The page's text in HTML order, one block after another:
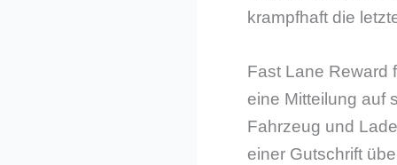
krampfhaft die
Fast Lane Reward
eine Mitteilung auf
Fahrzeug und
einer Gutschrift